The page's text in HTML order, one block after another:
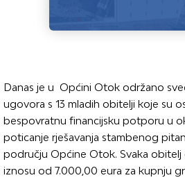
Danas je u Općini Otok održano
ugovora s 13 mladih obitelji koje su
bespovratnu financijsku potporu u
poticanje rješavanja stambenog
području Općine Otok. Svaka
iznosu od 7.000,00 eura za kupnju